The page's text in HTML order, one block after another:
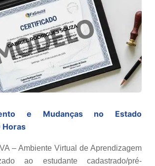
e Mudanças no Estado
Horas
– Ambiente Virtual de Aprendizagem
ao estudante cadastrado/pré-